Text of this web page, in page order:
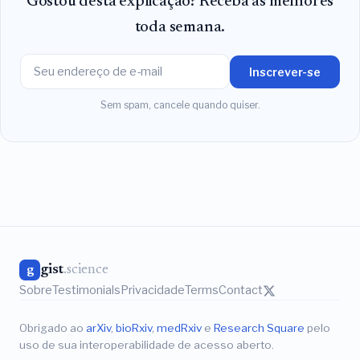
toda semana.
Inscrever-se
Sem spam, cancele quando quiser.
g gist.science
SobreTestimonialsPrivacidadeTermsContact
Obrigado ao arXiv, bioRxiv, medRxiv e Research Square pelo
uso de sua interoperabilidade de acesso aberto.